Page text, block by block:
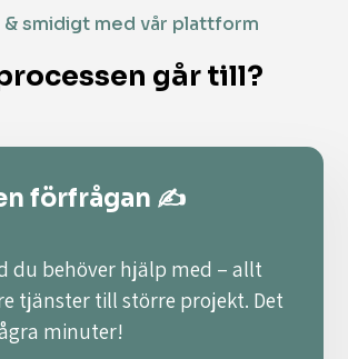
& smidigt med vår plattform
går till?
förfrågan ✍️
du behöver hjälp med – allt
tjänster till större projekt. Det
minuter!